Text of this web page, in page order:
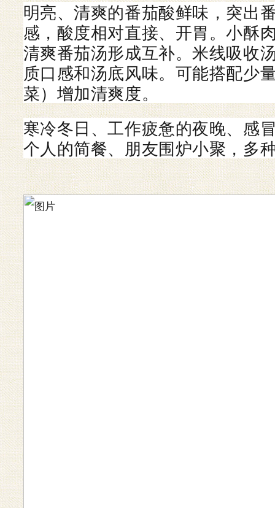
明亮、清爽的番茄酸鲜味，突出
感，酸度相对直接、开胃。小酥
清爽番茄汤形成互补。米线吸收
质口感和汤底风味。可能搭配少
菜）增加清爽度。
寒冷冬日、工作疲惫的夜晚、感
个人的简餐、朋友围炉小聚，多